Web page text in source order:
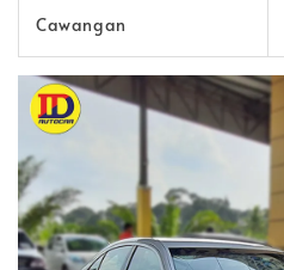
Cawangan